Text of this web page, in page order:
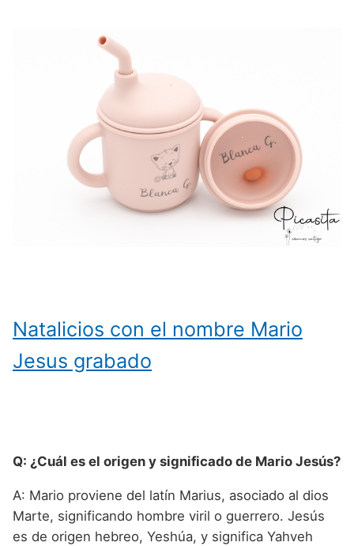
Natalicios con el nombre Mario
Jesus grabado
Q: ¿Cuál es el origen y significado de Mario Jesús?
A: Mario proviene del latín Marius, asociado al dios
Marte, significando hombre viril o guerrero. Jesús
es de origen hebreo, Yeshúa, y significa Yahveh